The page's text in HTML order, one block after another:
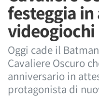
festeggia
videogiochi
Oggi cade il
Cavaliere Oscuro
anniversario in
protagonista di